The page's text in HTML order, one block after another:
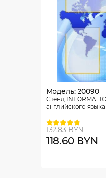
Модель: 20090
Стенд
английского
132.83 BYN
118.60 BYN